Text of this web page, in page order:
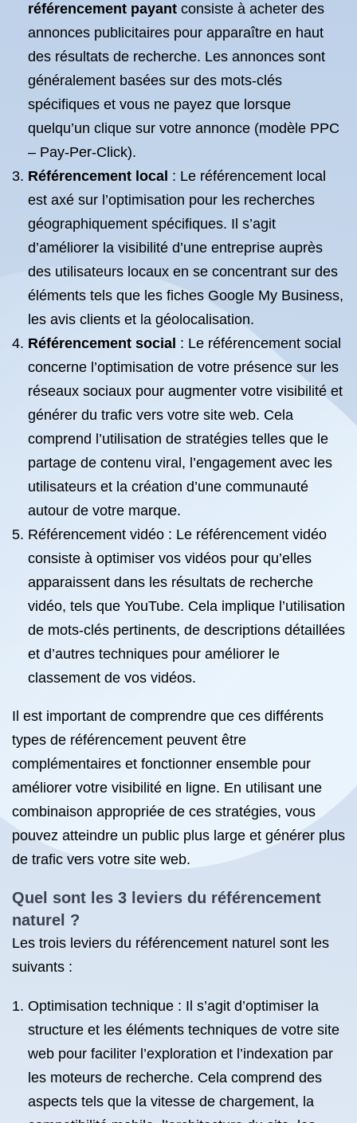
référencement payant consiste à acheter des
annonces publicitaires pour apparaître en haut
des résultats de recherche. Les annonces sont
généralement basées sur des mots-clés
spécifiques et vous ne payez que lorsque
quelqu’un clique sur votre annonce (modèle PPC
– Pay-Per-Click).
Référencement local : Le référencement local
est axé sur l’optimisation pour les recherches
géographiquement spécifiques. Il s’agit
d’améliorer la visibilité d’une entreprise auprès
des utilisateurs locaux en se concentrant sur des
éléments tels que les fiches Google My Business,
les avis clients et la géolocalisation.
Référencement social : Le référencement social
concerne l’optimisation de votre présence sur les
réseaux sociaux pour augmenter votre visibilité et
générer du trafic vers votre site web. Cela
comprend l’utilisation de stratégies telles que le
partage de contenu viral, l’engagement avec les
utilisateurs et la création d’une communauté
autour de votre marque.
Référencement vidéo : Le référencement vidéo
consiste à optimiser vos vidéos pour qu’elles
apparaissent dans les résultats de recherche
vidéo, tels que YouTube. Cela implique l’utilisation
de mots-clés pertinents, de descriptions détaillées
et d’autres techniques pour améliorer le
classement de vos vidéos.
Il est important de comprendre que ces différents
types de référencement peuvent être
complémentaires et fonctionner ensemble pour
améliorer votre visibilité en ligne. En utilisant une
combinaison appropriée de ces stratégies, vous
pouvez atteindre un public plus large et générer plus
de trafic vers votre site web.
Quel sont les 3 leviers du référencement
naturel ?
Les trois leviers du référencement naturel sont les
suivants :
Optimisation technique : Il s’agit d’optimiser la
structure et les éléments techniques de votre site
web pour faciliter l’exploration et l’indexation par
les moteurs de recherche. Cela comprend des
aspects tels que la vitesse de chargement, la